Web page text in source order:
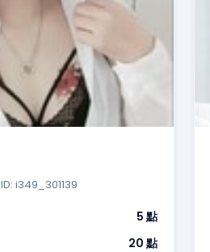
ID: i349_301139
5 點
20 點